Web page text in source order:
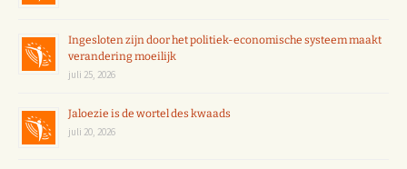
Ingesloten zijn door het politiek-economische systeem maakt
verandering moeilijk
juli 25, 2026
Jaloezie is de wortel des kwaads
juli 20, 2026